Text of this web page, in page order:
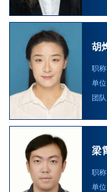
胡
职
单
团
梁
职
单